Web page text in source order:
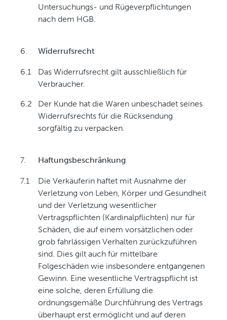
Untersuchungs- und Rügeverpflichtungen
nach dem HGB.
6. Widerrufsrecht
6.1
Das Widerrufsrecht gilt ausschließlich für
Verbraucher.
6.2
Der Kunde hat die Waren unbeschadet seines
Widerrufsrechts für die Rücksendung
sorgfältig zu verpacken.
7. Haftungsbeschränkung
7.1
Die Verkäuferin haftet mit Ausnahme der
Verletzung von Leben, Körper und Gesundheit
und der Verletzung wesentlicher
Vertragspflichten (Kardinalpflichten) nur für
Schäden, die auf einem vorsätzlichen oder
grob fahrlässigen Verhalten zurückzuführen
sind. Dies gilt auch für mittelbare
Folgeschäden wie insbesondere entgangenen
Gewinn. Eine wesentliche Vertragspflicht ist
eine solche, deren Erfüllung die
ordnungsgemäße Durchführung des Vertrags
überhaupt erst ermöglicht und auf deren